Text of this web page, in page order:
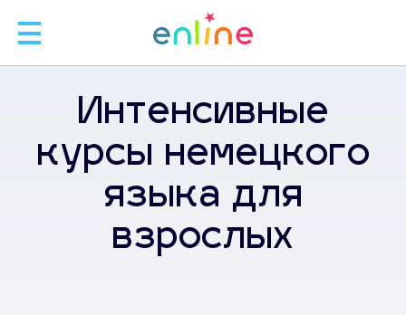
Интенсивные
курсы немецкого
языка для
взрослых